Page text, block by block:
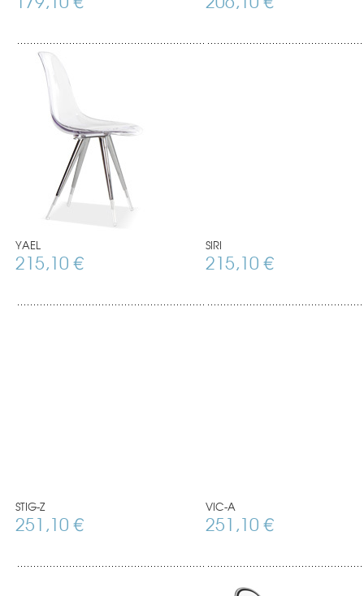
YAEL
215,10 €
SIRI
215,10 €
STIG-Z
251,10 €
VIC-A
251,10 €